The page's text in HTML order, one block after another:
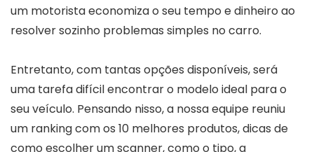
um motorista economiza o seu tempo e dinheiro ao
resolver sozinho problemas simples no carro.
Entretanto, com tantas opções disponíveis, será
uma tarefa difícil encontrar o modelo ideal para o
seu veículo. Pensando nisso, a nossa equipe reuniu
um ranking com os 10 melhores produtos, dicas de
como escolher um scanner, como o tipo, a